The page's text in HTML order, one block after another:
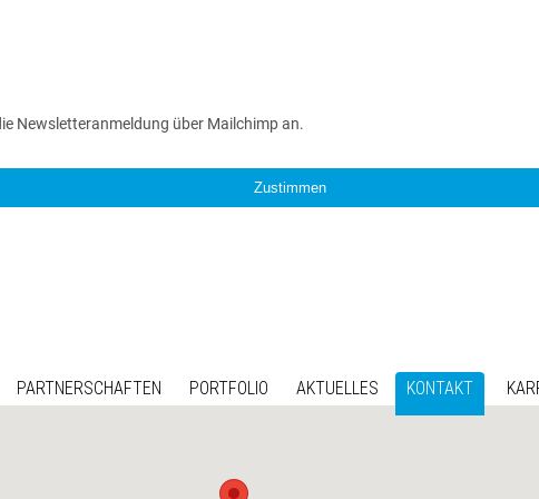
Newsletteranmeldung über Mailchimp an.
Zustimmen
PARTNERSCHAFTEN PORTFOLIO AKTUELLES KONTAKT